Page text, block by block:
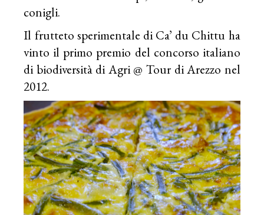
conigli.
Il frutteto sperimentale di Ca’ du Chittu ha
vinto il primo premio del concorso italiano
di biodiversità di Agri @ Tour di Arezzo nel
2012.